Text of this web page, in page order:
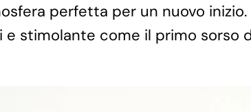
perfetta per un nuovo inizio.
stimolante come il primo sorso